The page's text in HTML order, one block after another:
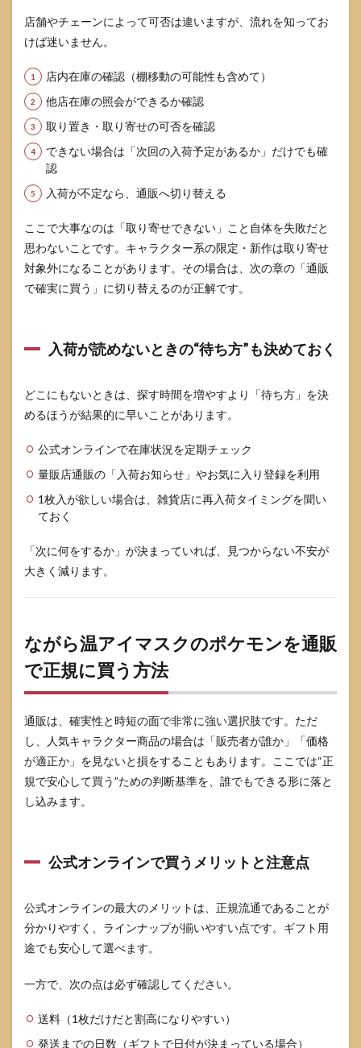
分が開
るのは
すか
11
参考
情報
店舗やチェーンによって可否は違いますが、流れを知ってお
けば迷いません。
店内在庫の確認（棚移動の可能性も含めて）
他店在庫の照会ができるか確認
取り置き・取り寄せの可否を確認
できない場合は「次回の入荷予定があるか」だけでも確
認
入荷が不定なら、通販へ切り替える
ここで大事なのは「取り寄せできない」こと自体を失敗だと
思わないことです。キャラクター系の限定・新作は取り寄せ
対象外になることがあります。その場合は、次の章の「通販
で確実に買う」に切り替えるのが正解です。
入荷が読めないときの“待ち方”も決めておく
どこにもないときは、探す時間を増やすより「待ち方」を決
めるほうが結果的に早いことがあります。
公式オンラインで在庫状況を定期チェック
量販店通販の「入荷お知らせ」やお気に入り登録を利用
1枚入が欲しい場合は、雑貨店に再入荷タイミングを聞い
ておく
「次に何をするか」が決まっていれば、見つからない不安が
大きく減ります。
ながら温アイマスクのポケモンを通販
で正規に買う方法
通販は、確実性と時短の面で非常に強い選択肢です。ただ
し、人気キャラクター商品の場合は「販売者が誰か」「価格
が適正か」を見ないと損をすることもあります。ここでは“正
規で安心して買う”ための判断基準を、誰でもできる形に落と
し込みます。
公式オンラインで買うメリットと注意点
公式オンラインの最大のメリットは、正規流通であることが
分かりやすく、ラインナップが揃いやすい点です。ギフト用
途でも安心して選べます。
一方で、次の点は必ず確認してください。
送料（1枚だけだと割高になりやすい）
発送までの日数（ギフトで日付が決まっている場合）